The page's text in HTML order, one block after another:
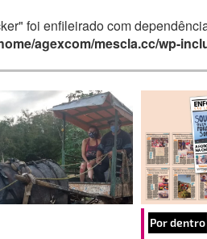
foi enfileirado com
agexcom/mescla.cc/wp-
Por dentro